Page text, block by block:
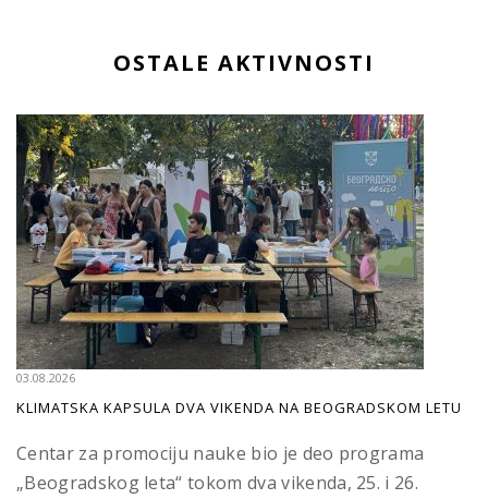
OSTALE AKTIVNOSTI
03.08.2026
KLIMATSKA KAPSULA DVA VIKENDA NA BEOGRADSKOM LETU
Centar za promociju nauke bio je deo programa
„Beogradskog leta“ tokom dva vikenda, 25. i 26.